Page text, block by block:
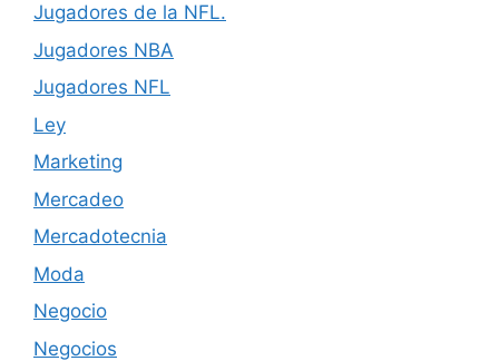
Jugadores de la NFL.
Jugadores NBA
Jugadores NFL
Ley
Marketing
Mercadeo
Mercadotecnia
Moda
Negocio
Negocios